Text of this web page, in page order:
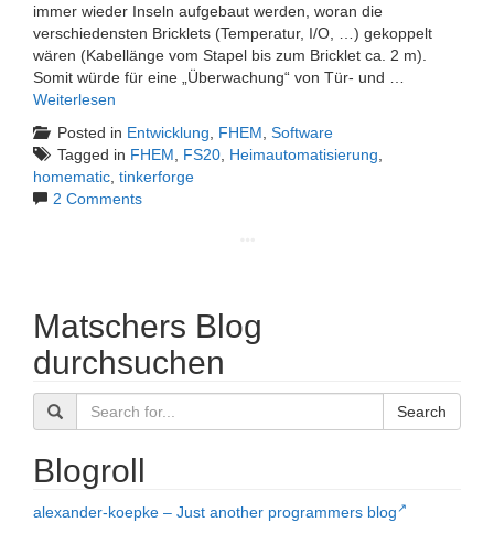
immer wieder Inseln aufgebaut werden, woran die
verschiedensten Bricklets (Temperatur, I/O, …) gekoppelt
wären (Kabellänge vom Stapel bis zum Bricklet ca. 2 m).
Somit würde für eine „Überwachung“ von Tür- und …
Weiterlesen
Posted in Entwicklung, FHEM, Software
Tagged in FHEM, FS20, Heimautomatisierung,
homematic, tinkerforge
2 Comments
Matschers Blog
durchsuchen
Search
Blogroll
alexander-koepke – Just another programmers blog